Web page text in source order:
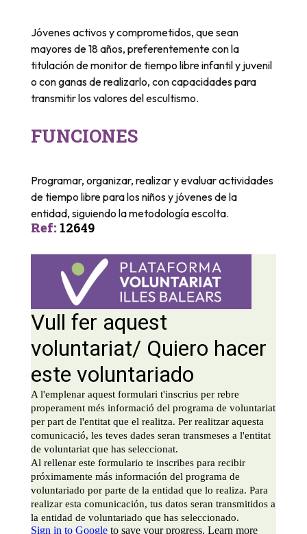
Jóvenes activos y comprometidos, que sean
mayores de 18 años, preferentemente con la
titulación de monitor de tiempo libre infantil y juvenil
o con ganas de realizarlo, con capacidades para
transmitir los valores del escultismo.
FUNCIONES
Programar, organizar, realizar y evaluar actividades
de tiempo libre para los niños y jóvenes de la
entidad, siguiendo la metodología escolta.
Ref: 12649